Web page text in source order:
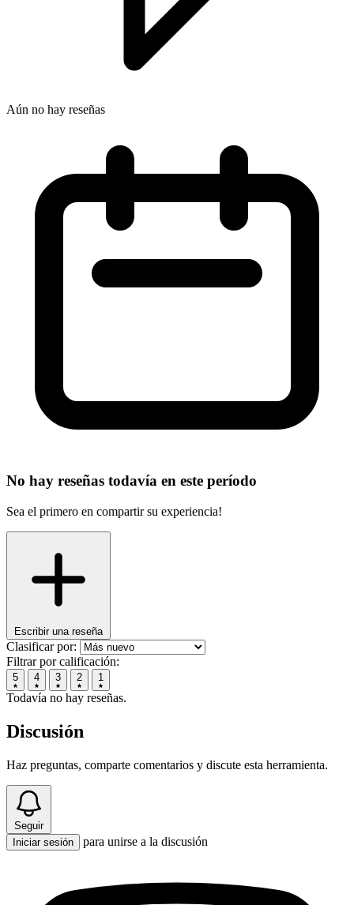
Aún no hay reseñas
No hay reseñas todavía en este período
Sea el primero en compartir su experiencia!
Escribir una reseña
Clasificar por:
Filtrar por calificación:
5 4 3 2 1
Todavía no hay reseñas.
Discusión
Haz preguntas, comparte comentarios y discute esta herramienta.
Seguir
Iniciar sesión
para unirse a la discusión